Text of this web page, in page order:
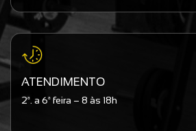
ATENDIMENTO
2ª. a 6ª feira – 8 às 18h